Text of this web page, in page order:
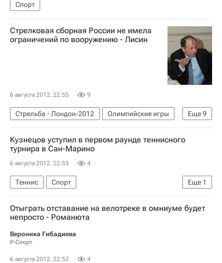
Спорт
Стрелковая сборная России не имела
ограничений по вооружению - Лисин
6 августа 2012, 22:55 9
Еще9
Стрельба - Лондон-2012
Олимпийские игры
Спорт
Стрелковый спорт
Лондон-2012
Новости - Лондон-2012
Сборная России - Лондон-2012
Владимир Лисин
Летние Олимпийские игры 2012
Сборная России по стрелковому спорту
Россия на Олимпиаде 2012
Кузнецов уступил в первом раунде теннисного
турнира в Сан-Марино
6 августа 2012, 22:53 4
Еще 1
Теннис
Спорт
Андрей Кузнецов (теннисист)
Отыграть отставание на велотреке в омниуме будет
непросто - Романюта
Вероника Гибадиева
Р-Спорт
6 августа 2012, 22:52 4